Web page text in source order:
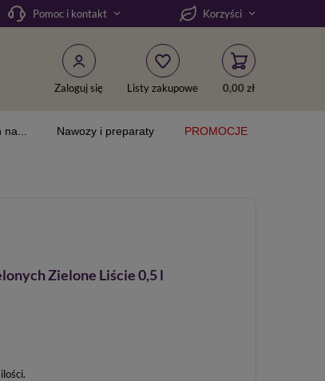
Pomoc i kontakt Korzyści
Zaloguj się Listy zakupowe 0,00 zł
Nawozy i preparaty PROMOCJE
Zielone Liście 0,5 l